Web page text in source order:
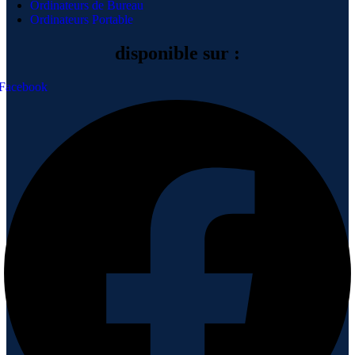
Ordinateurs de Bureau
Ordinateurs Portable
disponible sur :